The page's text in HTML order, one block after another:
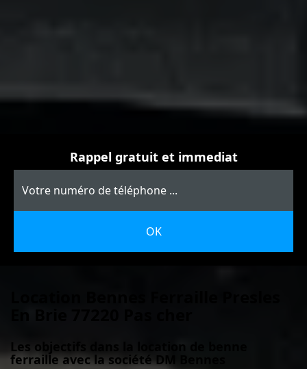
Rappel gratuit et immediat
Les objectifs dans la location de benne
ferraille avec la société DM Bennes